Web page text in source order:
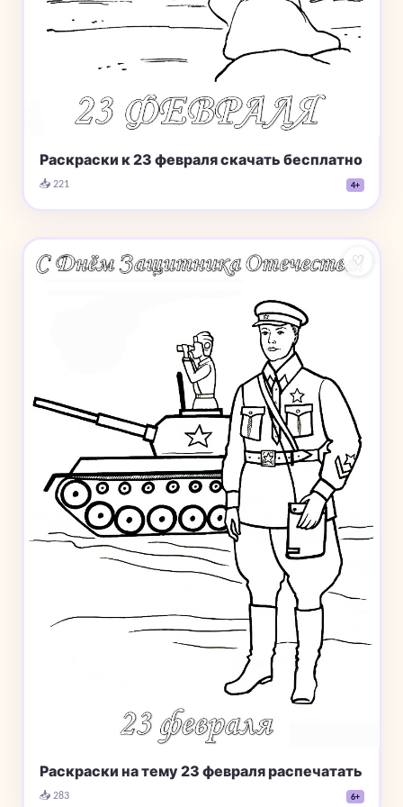
Раскраски к 23 февраля скачать бесплатно
📥 221 4+
♡
Раскраски на тему 23 февраля распечатать
📥 283 6+